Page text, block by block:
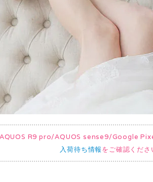
R9 pro/AQUOS sense9/Google
入荷待ち情報をご確認くだ